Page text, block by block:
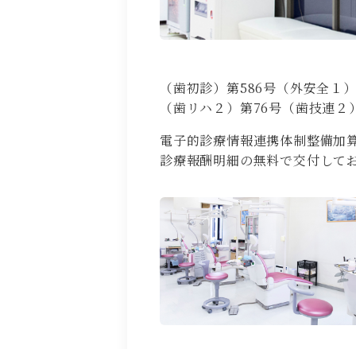
（歯初診）第586号（外安全１
（歯リハ２）第76号（歯技連
電子的診療情報連携体制整備加
診療報酬明細の無料で交付して